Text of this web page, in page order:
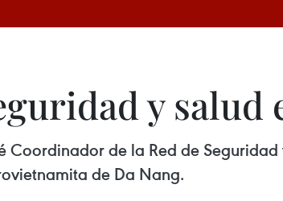
y salud
Coordinador de la Red de
de Da Nang.